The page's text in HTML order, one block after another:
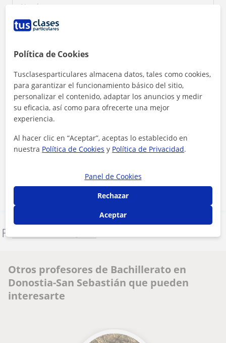
Al hacer clic, aceptas nuestro aviso legaly deprivacidad
Contactar ahora
Otros profesores de Bachillerato en
Donostia-San Sebastián que pueden
interesarte
Política de Cookies
Tusclasesparticulares almacena datos, tales como cookies,
para garantizar el funcionamiento básico del sitio,
personalizar el contenido, adaptar los anuncios y medir
su eficacia, así como para ofrecerte una mejor
experiencia.
Al hacer clic en “Aceptar”, aceptas lo establecido en
nuestra Política de Cookies y Política de Privacidad.
Panel de Cookies
Rechazar
Aceptar